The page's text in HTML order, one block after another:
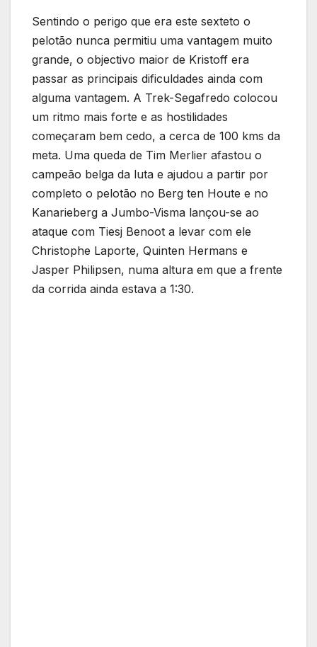
Sentindo o perigo que era este sexteto o
pelotão nunca permitiu uma vantagem muito
grande, o objectivo maior de Kristoff era
passar as principais dificuldades ainda com
alguma vantagem. A Trek-Segafredo colocou
um ritmo mais forte e as hostilidades
começaram bem cedo, a cerca de 100 kms da
meta. Uma queda de Tim Merlier afastou o
campeão belga da luta e ajudou a partir por
completo o pelotão no Berg ten Houte e no
Kanarieberg a Jumbo-Visma lançou-se ao
ataque com Tiesj Benoot a levar com ele
Christophe Laporte, Quinten Hermans e
Jasper Philipsen, numa altura em que a frente
da corrida ainda estava a 1:30.